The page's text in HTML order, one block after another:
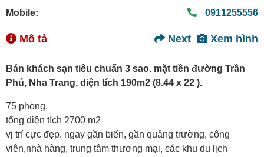
Mobile:
0911255556
Mô tả Xem hình
Next
Bán khách sạn tiêu chuẩn 3 sao. mặt tiền đường Trần
Phú, Nha Trang. diện tích 190m2 (8.44 x 22 ).
75 phòng.
tổng diện tích 2700 m2
vị trí cực đẹp, ngay gần biển, gần quảng trường, công
viên,nhà hàng, trung tâm thương mại, các khu du lịch